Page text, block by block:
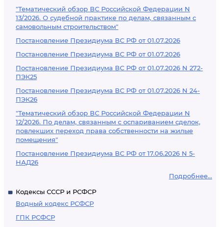
"Тематический обзор ВС Российской Федерации N
13/2026. О судебной практике по делам, связанным с
самовольным строительством"
Постановление Президиума ВС РФ от 01.07.2026
Постановление Президиума ВС РФ от 01.07.2026
Постановление Президиума ВС РФ от 01.07.2026 N 272-
ПЭК25
Постановление Президиума ВС РФ от 01.07.2026 N 24-
ПЭК26
"Тематический обзор ВС Российской Федерации N
12/2026. По делам, связанным с оспариванием сделок,
повлекших переход права собственности на жилые
помещения"
Постановление Президиума ВС РФ от 17.06.2026 N 5-
НАД26
Подробнее...
Кодексы СССР и РСФСР
Водный кодекс РСФСР
ГПК РСФСР